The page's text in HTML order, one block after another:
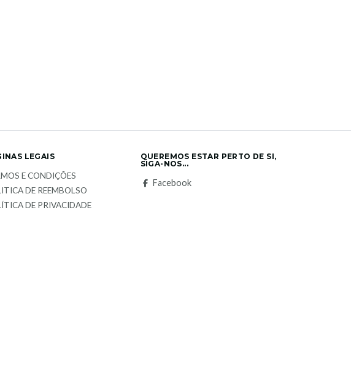
LEGAIS
E CONDIÇÕES
DE REEMBOLSO
DE PRIVACIDADE
QUEREMOS ESTAR PERTO DE SI,
SIGA-NOS...
Facebook